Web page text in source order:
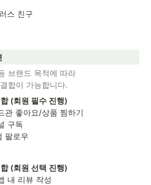
스 친구
브랜드 목적에 따라
결합이 가능합니다.
(회원 필수 진행)
관 좋아요/상품 찜하기
구독
팔로우
(회원 선택 진행)
내 리뷰 작성